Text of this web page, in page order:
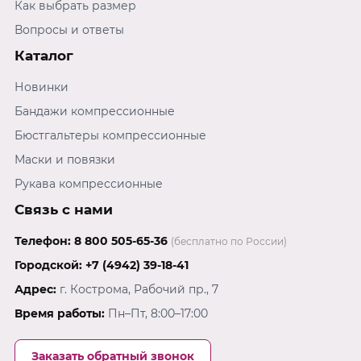
подмышечной области. Она обладает необходимой
степенью компрессии, создавая оптимальный
операции. Эта мужская компрессионная майка
реабилитационном периоде. Применение такого
бандажа после операции облегчает процесс
заживления и способствует быстрому
восстановлению. Корсетная одежда,
способствующая реабилитации и коррекции
фигуры, является жизненно важным приобретением
проблем со здоровьем. Грудь должна быть надежно
возможных осложнений. Подберите оптимальный
размер данного изделия по размерной таблице в
карусели с фото для достижения наилучшего
эффекта от использования компрессионного
жилета.
Как выбрать размер
Вопросы и ответы
Каталог
Новинки
Бандажи компрессионные
Бюстгальтеры компрессионные
Маски и повязки
Рукава компрессионные
Связь с нами
Телефон: 8 800 505-65-36 (бесплатно по России)
Городской: +7 (4942) 39-18-41
Адрес: г. Кострома, Рабочий пр., 7
Время работы: Пн–Пт, 8:00–17:00
Заказать обратный звонок